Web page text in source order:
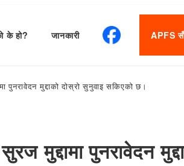
के हो? जानकारी APFS
पुनरावेदन मुद्दाको दोस्रो सुनुवाइ सकिएको छ।
सुरज मुद्दामा पुनरावेदन